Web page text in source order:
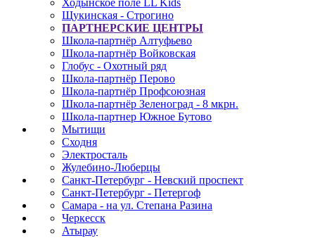
Ходынское поле LL Kids
Щукинская - Строгино
ПАРТНЕРСКИЕ ЦЕНТРЫ
Школа-партнёр Алтуфьево
Школа-партнёр Войковская
Глобус - Охотный ряд
Школа-партнёр Перово
Школа-партнёр Профсоюзная
Школа-партнёр Зеленоград - 8 мкрн.
Школа-партнер Южное Бутово
Мытищи
Сходня
Электросталь
Жулебино-Люберцы
Санкт-Петербург - Невский проспект
Санкт-Петербург - Петергоф
Самара - на ул. Степана Разина
Черкесск
Атырау